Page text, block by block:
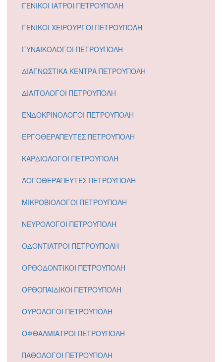
ΓΕΝΙΚΟΙ ΙΑΤΡΟΙ ΠΕΤΡΟΥΠΟΛΗ
ΓΕΝΙΚΟΙ ΧΕΙΡΟΥΡΓΟΙ ΠΕΤΡΟΥΠΟΛΗ
ΓΥΝΑΙΚΟΛΟΓΟΙ ΠΕΤΡΟΥΠΟΛΗ
ΔΙΑΓΝΩΣΤΙΚΑ ΚΕΝΤΡΑ ΠΕΤΡΟΥΠΟΛΗ
ΔΙΑΙΤΟΛΟΓΟΙ ΠΕΤΡΟΥΠΟΛΗ
ΕΝΔΟΚΡΙΝΟΛΟΓΟΙ ΠΕΤΡΟΥΠΟΛΗ
ΕΡΓΟΘΕΡΑΠΕΥΤΕΣ ΠΕΤΡΟΥΠΟΛΗ
ΚΑΡΔΙΟΛΟΓΟΙ ΠΕΤΡΟΥΠΟΛΗ
ΛΟΓΟΘΕΡΑΠΕΥΤΕΣ ΠΕΤΡΟΥΠΟΛΗ
ΜΙΚΡΟΒΙΟΛΟΓΟΙ ΠΕΤΡΟΥΠΟΛΗ
ΝΕΥΡΟΛΟΓΟΙ ΠΕΤΡΟΥΠΟΛΗ
ΟΔΟΝΤΙΑΤΡΟΙ ΠΕΤΡΟΥΠΟΛΗ
ΟΡΘΟΔΟΝΤΙΚΟΙ ΠΕΤΡΟΥΠΟΛΗ
ΟΡΘΟΠΑΙΔΙΚΟΙ ΠΕΤΡΟΥΠΟΛΗ
ΟΥΡΟΛΟΓΟΙ ΠΕΤΡΟΥΠΟΛΗ
ΟΦΘΑΛΜΙΑΤΡΟΙ ΠΕΤΡΟΥΠΟΛΗ
ΠΑΘΟΛΟΓΟΙ ΠΕΤΡΟΥΠΟΛΗ